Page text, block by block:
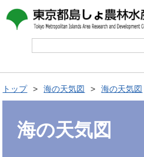
トップ 海の天気図 海の天気図
海の天気図